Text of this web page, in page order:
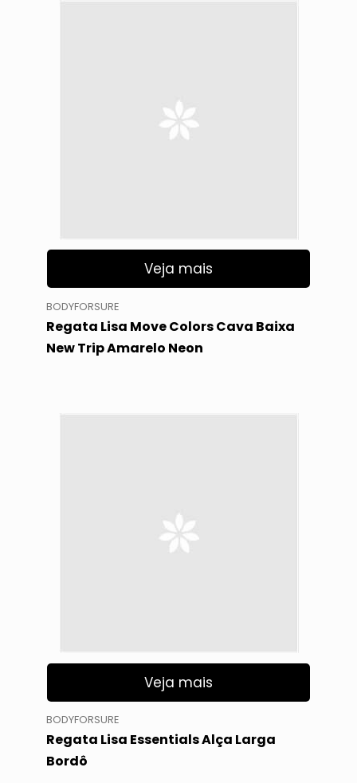
Veja mais
BODYFORSURE
Regata Lisa Move Colors Cava Baixa
New Trip Amarelo Neon
Veja mais
BODYFORSURE
Regata Lisa Essentials Alça Larga
Bordô